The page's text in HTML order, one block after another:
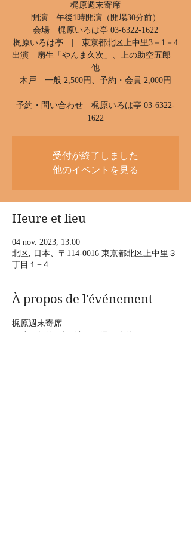
梶原週末寄席
開演 午後1時開演（開場30分前）
会場 梶原いろは亭 03-6322-1622
梶原いろは亭 | 東京都北区上中里3－1－4
出演 扇生「やんま久次」、上の助空五郎
他
木戸 一般 2,500円、予約・会員 2,000円
予約・問い合わせ 梶原いろは亭 03-6322-
1622
受付が終了しました
他のイベントを見る
Heure et lieu
04 nov. 2023, 13:00
北区, 日本、〒114-0016 東京都北区上中里３
丁目１−４
À propos de l'événement
梶原週末寄席